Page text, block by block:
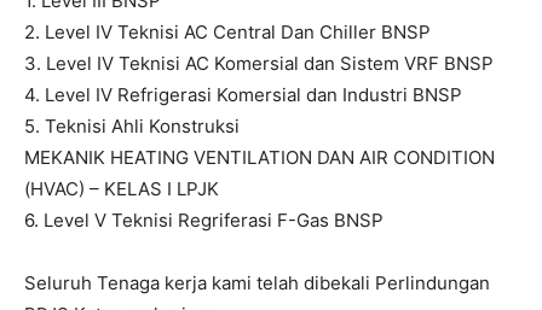
2. Level IV Teknisi AC Central Dan Chiller BNSP
3. Level IV Teknisi AC Komersial dan Sistem VRF BNSP
4. Level IV Refrigerasi Komersial dan Industri BNSP
5. Teknisi Ahli Konstruksi
MEKANIK HEATING VENTILATION DAN AIR CONDITION
(HVAC) – KELAS I LPJK
6. Level V Teknisi Regriferasi F-Gas BNSP
Seluruh Tenaga kerja kami telah dibekali Perlindungan